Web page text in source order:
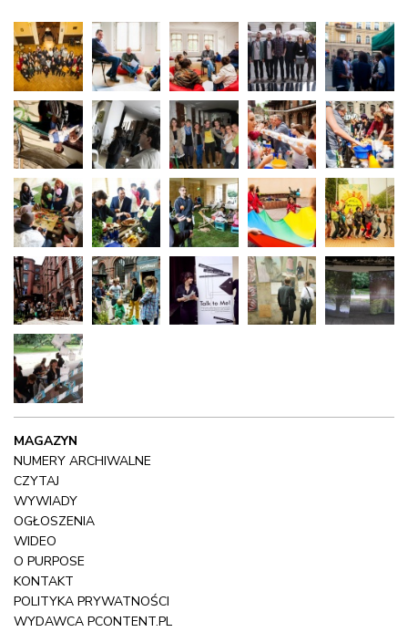
MAGAZYN
NUMERY ARCHIWALNE
CZYTAJ
WYWIADY
OGŁOSZENIA
WIDEO
O PURPOSE
KONTAKT
POLITYKA PRYWATNOŚCI
WYDAWCA PCONTENT.PL